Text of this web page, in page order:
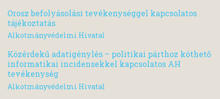
Orosz befolyásolási tevékenységgel kapcsolatos
tájékoztatás
Alkotmányvédelmi Hivatal
Közérdekű adatigénylés – politikai párthoz köthető
informatikai incidensekkel kapcsolatos AH
tevékenység
Alkotmányvédelmi Hivatal